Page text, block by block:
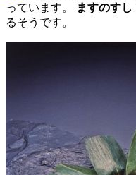
っています。
ますのすし
るそうです。